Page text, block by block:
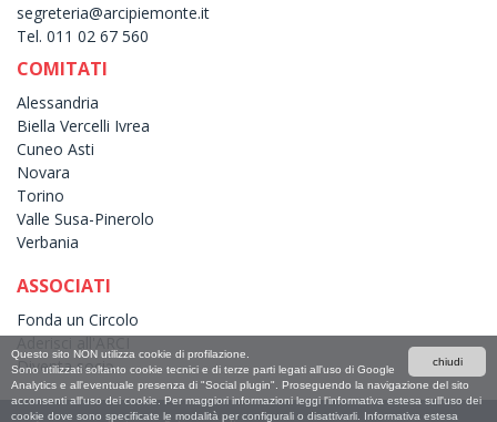
chiudi
Questo sito NON utilizza cookie di profilazione.
Sono utilizzati soltanto cookie tecnici e di terze parti legati all'uso di Google
Analytics e all'eventuale presenza di "Social plugin". Proseguendo la navigazione del sito
acconsenti all'uso dei cookie. Per maggiori informazioni leggi l'informativa estesa sull'uso dei
cookie dove sono specificate le modalità per configurali o disattivarli. Informativa estesa
segreteria@arcipiemonte.it
Tel. 011 02 67 560
COMITATI
Alessandria
Biella Vercelli Ivrea
Cuneo Asti
Novara
Torino
Valle Susa-Pinerolo
Verbania
ASSOCIATI
Fonda un Circolo
Aderisci all'ARCI
Diventa sociə